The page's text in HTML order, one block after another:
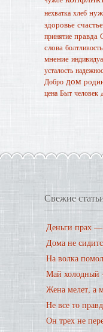
нехватка хлеб
здоровье счастье
принятие правда
слова болтливость
мнение
усталость
Добро дом
цена Быт человек
Свежие
Деньги прах —
Дома не
На волка
Май холодный
Жена мелет, а
Не все то
Он трех не